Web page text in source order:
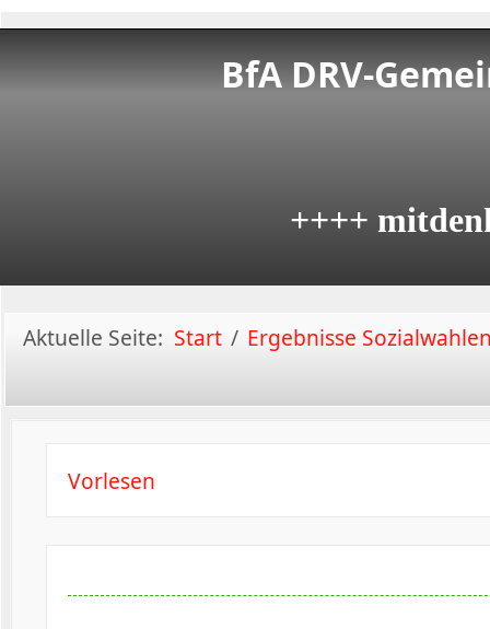
BfA DRV-
++++
Aktuelle Seite: Start Ergebnisse
Vorlesen